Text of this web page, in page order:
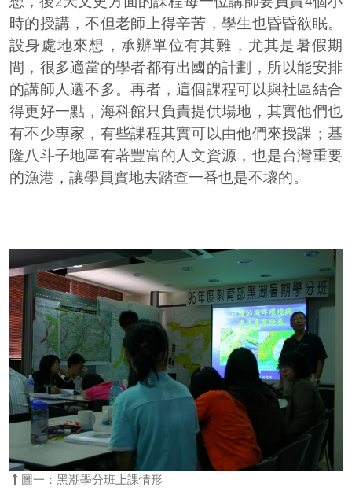
時的授講，不但老師上得辛苦，學生也昏昏欲眠。
設身處地來想，承辦單位有其難，尤其是暑假期
間，很多適當的學者都有出國的計劃，所以能安排
的講師人選不多。再者，這個課程可以與社區結合
得更好一點，海科館只負責提供場地，其實他們也
有不少專家，有些課程其實可以由他們來授課；基
隆八斗子地區有著豐富的人文資源，也是台灣重要
的漁港，讓學員實地去踏查一番也是不壞的。
圖一：黑潮學分班上課情形